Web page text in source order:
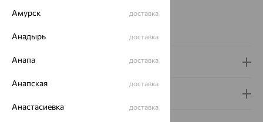
Страна происхождения:
РОССИЯ
Доставка и оплата
Амурск доставка
Анадырь доставка
Анапа доставка
Анапская доставка
Анастасиевка доставка